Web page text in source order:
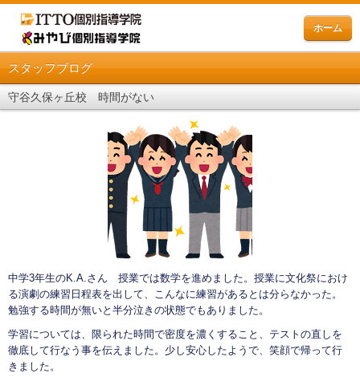
ホーム
スタッフブログ
守谷久保ヶ丘校 時間がない
中学3年生のK.A.さん 授業では数学を進めました。授業に文化祭におけ
る演劇の練習日程表を出して、こんなに練習があるとは分らなかった。
勉強する時間が無いと半分泣きの状態でもありました。
学習については、限られた時間で密度を濃くすること、テストの直しを
徹底して行なう事を伝えました。少し安心したようで、笑顔で帰って行
きました。